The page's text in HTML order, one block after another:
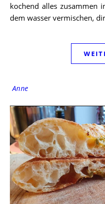
kochend alles zusammen
dem wasser vermischen,
Anne